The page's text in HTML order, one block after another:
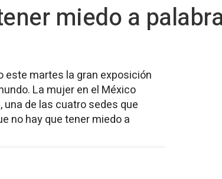
miedo a
este martes la gran exposición
La mujer en el México
una de las cuatro sedes que
no hay que tener miedo a